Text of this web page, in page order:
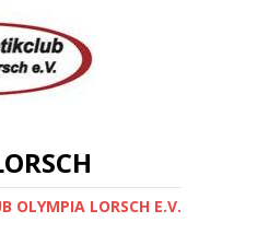
OLYMPIA LORSCH E.V.